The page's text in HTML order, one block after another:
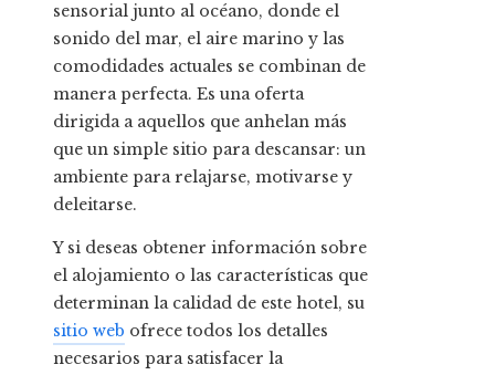
sensorial junto al océano, donde el
sonido del mar, el aire marino y las
comodidades actuales se combinan de
manera perfecta. Es una oferta
dirigida a aquellos que anhelan más
que un simple sitio para descansar: un
ambiente para relajarse, motivarse y
deleitarse.
Y si deseas obtener información sobre
el alojamiento o las características que
determinan la calidad de este hotel, su
sitio web ofrece todos los detalles
necesarios para satisfacer la